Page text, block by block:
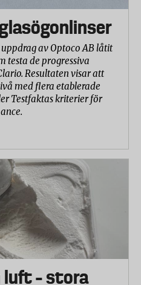
av Optoco AB låtit
testa de progressiva
Resultaten visar att
med flera etablerade
Testfaktas kriterier för
luft – stora